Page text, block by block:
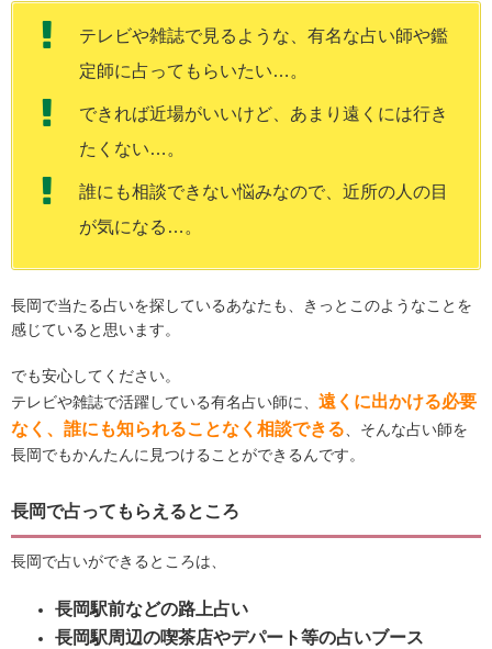
テレビや雑誌で見るような、有名な占い師や鑑
定師に占ってもらいたい…。
できれば近場がいいけど、あまり遠くには行き
たくない…。
誰にも相談できない悩みなので、近所の人の目
が気になる…。
長岡で当たる占いを探しているあなたも、きっとこのようなことを
感じていると思います。
でも安心してください。
テレビや雑誌で活躍している有名占い師に、 遠くに出かける必要
なく、誰にも知られることなく相談できる、そんな占い師を
長岡でもかんたんに見つけることができるんです。
長岡で占ってもらえるところ
長岡で占いができるところは、
長岡駅前などの路上占い
長岡駅周辺の喫茶店やデパート等の占いブース